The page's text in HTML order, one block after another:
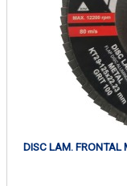
DISC LAM.